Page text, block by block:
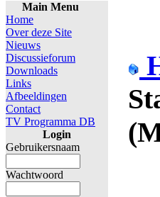
Main Menu
Home
Over deze Site
Nieuws
Discussieforum
Downloads
Links
Afbeeldingen
Contact
TV Programma DB
Login
Gebruikersnaam
Wachtwoord